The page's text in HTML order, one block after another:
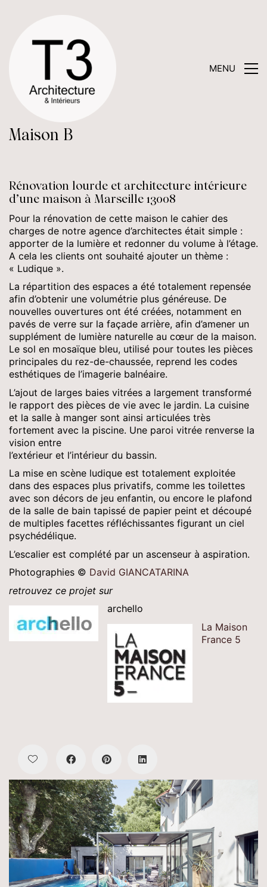
MENU
Maison B
Rénovation lourde et architecture intérieure
d’une maison à Marseille 13008
Pour la rénovation de cette maison le cahier des
charges de notre agence d’architectes était simple :
apporter de la lumière et redonner du volume à l’étage.
A cela les clients ont souhaité ajouter un thème :
« Ludique ».
La répartition des espaces a été totalement repensée
afin d’obtenir une volumétrie plus généreuse. De
nouvelles ouvertures ont été créées, notamment en
pavés de verre sur la façade arrière, afin d’amener un
supplément de lumière naturelle au cœur de la maison.
Le sol en mosaïque bleu, utilisé pour toutes les pièces
principales du rez-de-chaussée, reprend les codes
esthétiques de l’imagerie balnéaire.
L’ajout de larges baies vitrées a largement transformé
le rapport des pièces de vie avec le jardin. La cuisine
et la salle à manger sont ainsi articulées très
fortement avec la piscine. Une paroi vitrée renverse la
vision entre
l’extérieur et l’intérieur du bassin.
La mise en scène ludique est totalement exploitée
dans des espaces plus privatifs, comme les toilettes
avec son décors de jeu enfantin, ou encore le plafond
de la salle de bain tapissé de papier peint et découpé
de multiples facettes réfléchissantes figurant un ciel
psychédélique.
L’escalier est complété par un ascenseur à aspiration.
Photographies © David GIANCATARINA
retrouvez ce projet sur
archello
La Maison
France 5